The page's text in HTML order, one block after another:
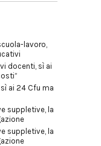
lavoro,
docenti, sì ai
ai 24 Cfu ma
suppletive, la
suppletive, la